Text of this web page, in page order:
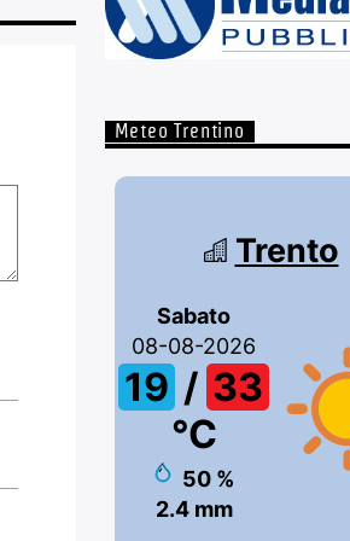
Meteo Trentino